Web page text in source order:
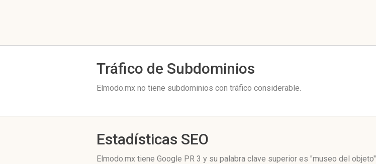
Tráfico de Subdominios
Elmodo.mx no tiene subdominios con tráfico considerable.
Estadísticas SEO
Elmodo.mx tiene Google PR 3 y su palabra clave superior es "museo del objeto"